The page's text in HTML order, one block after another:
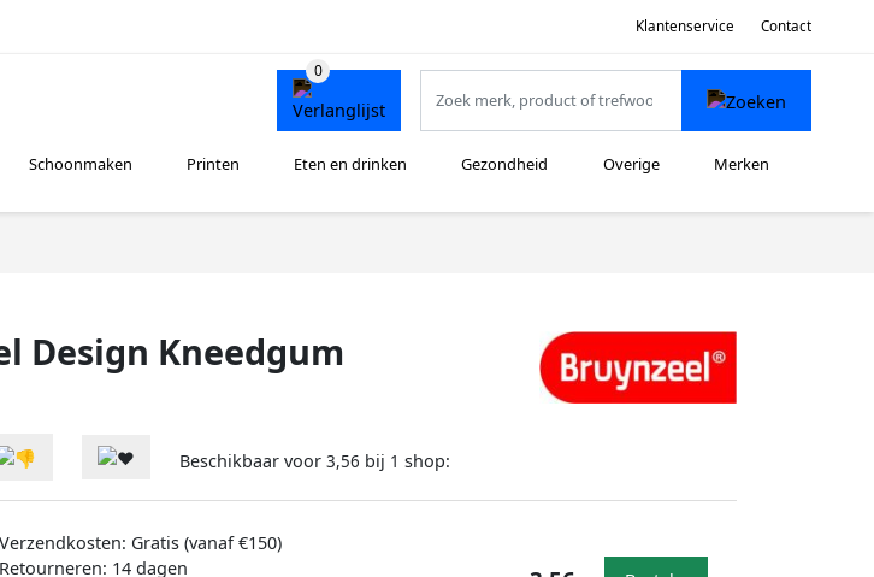
Klantenservice Contact
Schoonmaken Printen Eten en drinken Gezondheid Overige Merken
Design Kneedgum
Beschikbaar voor 3,56 bij 1 shop:
Verzendkosten: Gratis (vanaf €150)
Retourneren: 14 dagen